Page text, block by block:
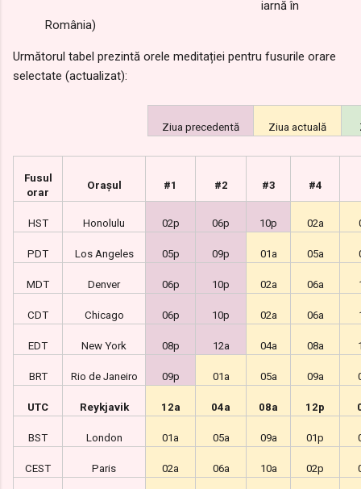
iarnă în
România)
Următorul tabel prezintă orele meditației pentru fusurile orare
selectate (actualizat):
Ziua precedentă Ziua actuală
Fusul
orar
Orașul #1 #2 #3 #4
HST Honolulu 02p 06p 10p 02a
PDT Los Angeles 05p 09p 01a 05a
MDT Denver 06p 10p 02a 06a
CDT Chicago 06p 10p 02a 06a
EDT New York 08p 12a 04a 08a
BRT Rio de Janeiro 09p 01a 05a 09a
UTC Reykjavik 12a 04a 08a 12p
BST London 01a 05a 09a 01p
CEST Paris 02a 06a 10a 02p